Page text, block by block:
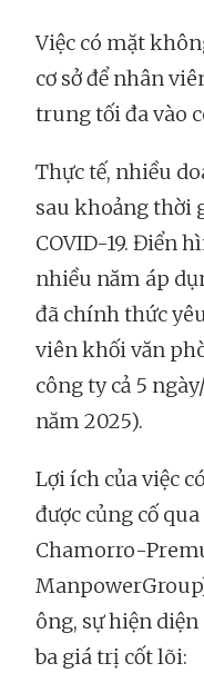
Việc có mặt
cơ sở để nhân
trung tối đa vào
Thực tế, nhiều
sau khoảng thời
COVID-19. Điển
nhiều năm áp
đã chính thức
viên khối văn
công ty cả 5
năm 2025).
Lợi ích của việc
được củng cố
Chamorro-
ông, sự hiện
ba giá trị cốt lõi: